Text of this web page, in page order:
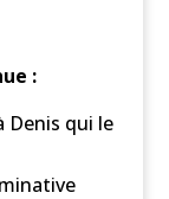
:
Denis qui le